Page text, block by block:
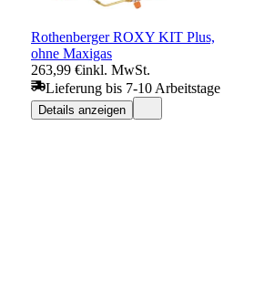
Rothenberger ROXY KIT Plus,
ohne Maxigas
263,99 €inkl. MwSt.
Lieferung bis 7-10 Arbeitstage
Details anzeigen